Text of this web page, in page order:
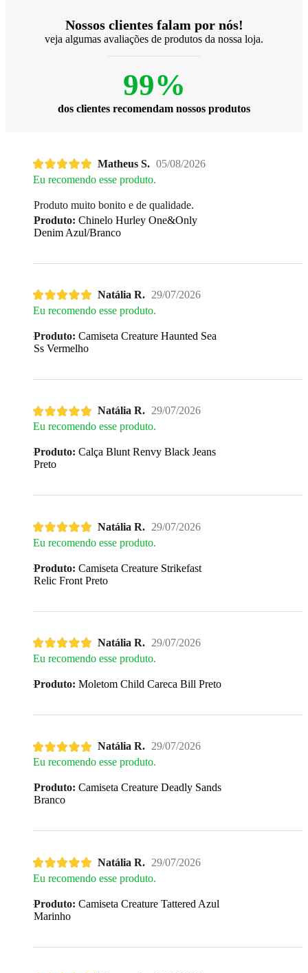
Nossos clientes falam por nós!
veja algumas avaliações de produtos da nossa loja.
99%
dos clientes recomendam nossos produtos
Matheus S. 05/08/2026
Eu recomendo esse produto.
Produto muito bonito e de qualidade.
Produto: Chinelo Hurley One&Only
Denim Azul/Branco
Natália R. 29/07/2026
Eu recomendo esse produto.
Produto: Camiseta Creature Haunted Sea
Ss Vermelho
Natália R. 29/07/2026
Eu recomendo esse produto.
Produto: Calça Blunt Renvy Black Jeans
Preto
Natália R. 29/07/2026
Eu recomendo esse produto.
Produto: Camiseta Creature Strikefast
Relic Front Preto
Natália R. 29/07/2026
Eu recomendo esse produto.
Produto: Moletom Child Careca Bill Preto
Natália R. 29/07/2026
Eu recomendo esse produto.
Produto: Camiseta Creature Deadly Sands
Branco
Natália R. 29/07/2026
Eu recomendo esse produto.
Produto: Camiseta Creature Tattered Azul
Marinho